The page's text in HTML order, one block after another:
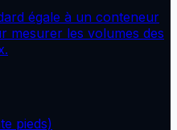
égale à un conteneur
mesurer les volumes des
pieds)